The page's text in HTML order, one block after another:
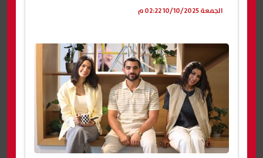
الجمعة 10/10/2025 02:22 م